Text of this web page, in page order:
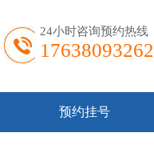
24小时咨询预约热线
17638093262
预约挂号